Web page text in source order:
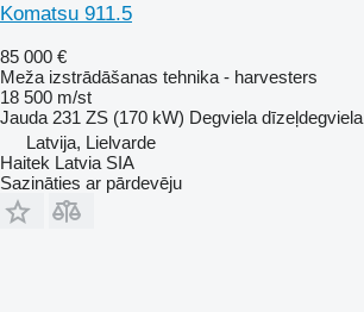
Komatsu 911.5
85 000 €
Meža izstrādāšanas tehnika - harvesters
18 500 m/st
Jauda 231 ZS (170 kW) Degviela dīzeļdegviela
Latvija, Lielvarde
Haitek Latvia SIA
Sazināties ar pārdevēju